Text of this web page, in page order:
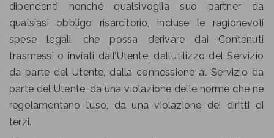
dipendenti nonché qualsivoglia suo partner da
qualsiasi obbligo risarcitorio, incluse le ragionevoli
spese legali, che possa derivare dai Contenuti
trasmessi o inviati dall’Utente, dall’utilizzo del Servizio
da parte del Utente, dalla connessione al Servizio da
parte del Utente, da una violazione delle norme che ne
regolamentano l’uso, da una violazione dei diritti di
terzi.